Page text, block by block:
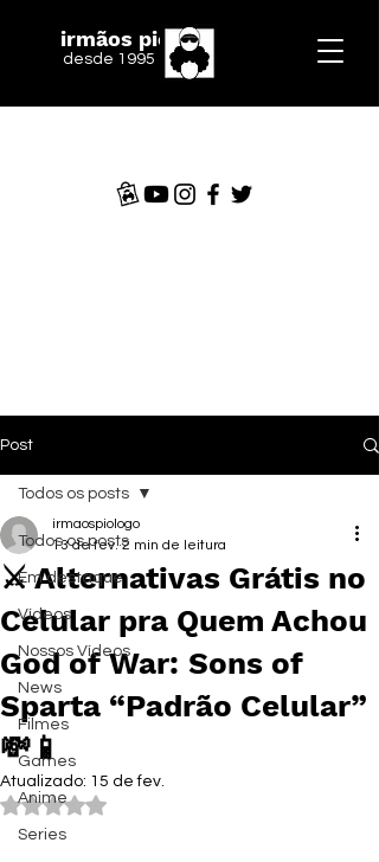
irmãos piologo
desde 1995
Post
Todos os posts
Em destaque
Vídeos
Nossos Vídeos
News
Filmes
Games
Anime
Series
Todos os posts
⚔️ Alternativas Grátis no
Celular pra Quem Achou
God of War: Sons of
Sparta “Padrão Celular”
💸📱
irmaospiologo
13 de fev. 2 min de leitura
Atualizado: 15 de fev.
Avaliado com NaN de 5 estrelas.